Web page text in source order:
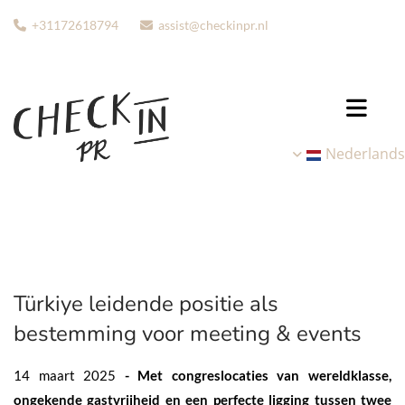
 +31172618794  assist@checkinpr.nl
Nederlands
Türkiye leidende positie als
bestemming voor meeting & events
14 maart 2025 - Met congreslocaties van wereldklasse,
ongekende gastvrijheid en een perfecte ligging tussen twee